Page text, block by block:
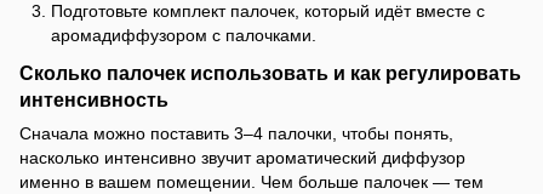
Подготовьте комплект палочек, который идёт вместе с
аромадиффузором с палочками.
Сколько палочек использовать и как регулировать
интенсивность
Сначала можно поставить 3–4 палочки, чтобы понять,
насколько интенсивно звучит ароматический диффузор
именно в вашем помещении. Чем больше палочек — тем